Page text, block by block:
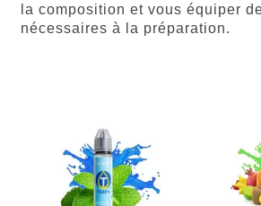
la composition et vous équiper
nécessaires à la préparation.